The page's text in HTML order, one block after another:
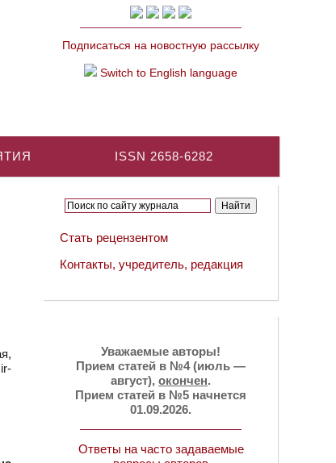
Подписаться на новостную рассылку
Switch to English language
ISSN 2658-6282
Стать рецензентом
Контакты, учредитель, редакция
Уважаемые авторы!
Прием статей в №4 (июль —
август), окончен.
Прием статей в №5 начнется
01.09.2026.
Ответы на часто задаваемые